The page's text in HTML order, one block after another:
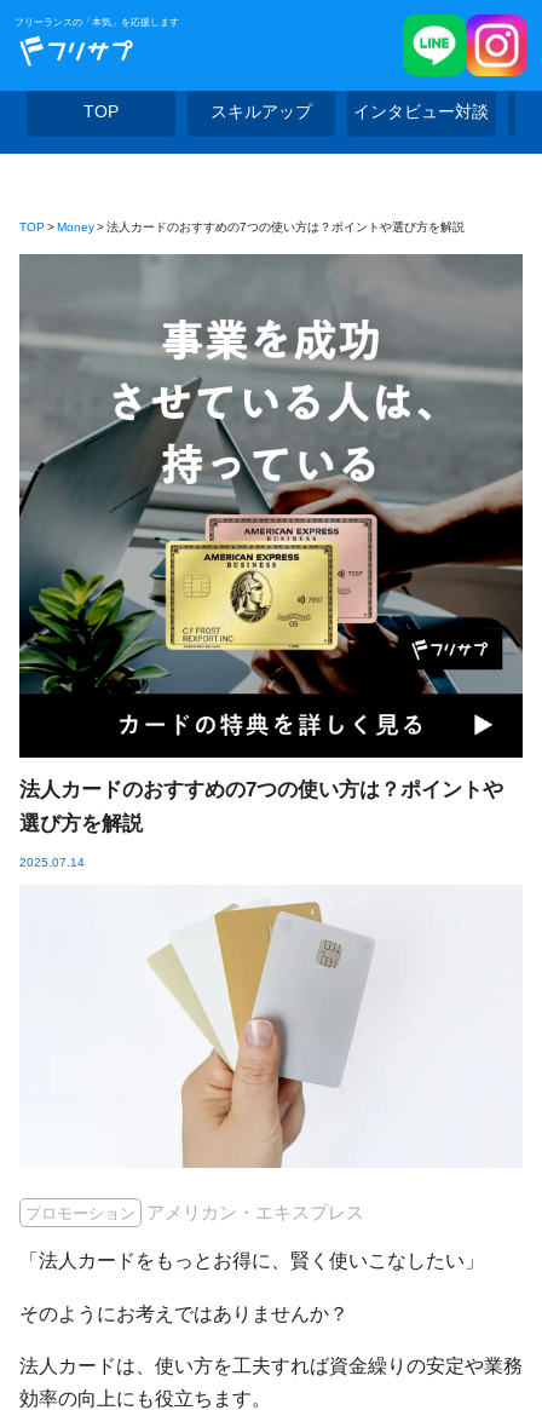
フリーランスの「本気」を応援します
TOP スキルアップ インタビュー対談
TOP Money 法人カードのおすすめの7つの使い方は？ポイントや選び方を解説
法人カードのおすすめの7つの使い方は？ポイントや
選び方を解説
2025.07.14
プロモーション アメリカン・エキスプレス
「法人カードをもっとお得に、賢く使いこなしたい」
そのようにお考えではありませんか？
法人カードは、使い方を工夫すれば資金繰りの安定や業務
効率の向上にも役立ちます。